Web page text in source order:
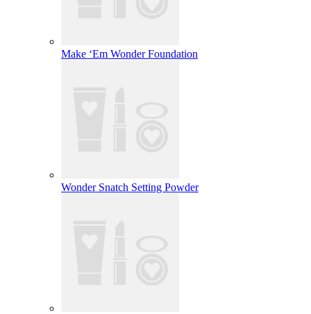
Make ‘Em Wonder Foundation
Wonder Snatch Setting Powder